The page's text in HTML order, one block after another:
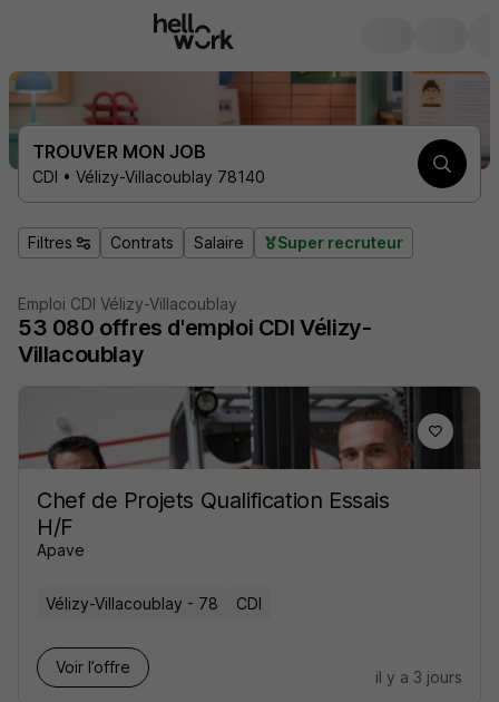
TROUVER MON JOB
CDI • Vélizy-Villacoublay 78140
Filtres Contrats Salaire Super recruteur
Emploi CDI Vélizy-Villacoublay
53 080 offres d'emploi CDI Vélizy-
Villacoublay
Chef de Projets Qualification Essais
H/F
Apave
Vélizy-Villacoublay - 78 CDI
Voir l’offre
il y a 3 jours